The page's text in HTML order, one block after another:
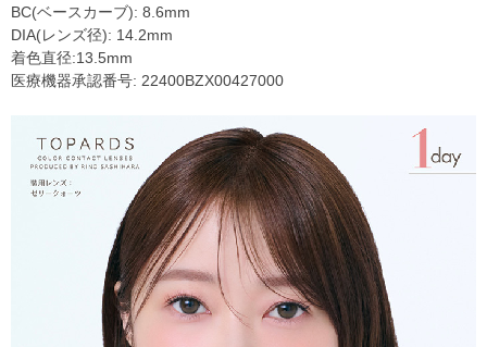
BC(ベースカーブ): 8.6mm
DIA(レンズ径): 14.2mm
着色直径:13.5mm
医療機器承認番号: 22400BZX00427000